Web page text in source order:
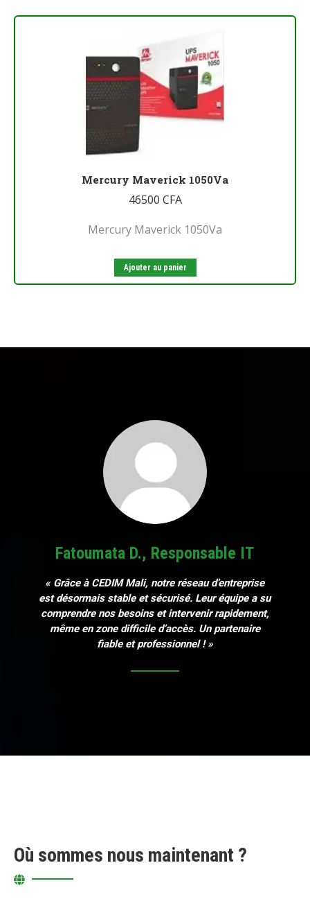
Mercury Maverick 1050Va
46500 CFA
Mercury Maverick 1050Va
Ajouter au panier
Fatoumata D., Responsable IT
« Grâce à CEDIM Mali, notre réseau d’entreprise
est désormais stable et sécurisé. Leur équipe a su
comprendre nos besoins et intervenir rapidement,
même en zone difficile d’accès. Un partenaire
fiable et professionnel ! »
Où sommes nous maintenant ?